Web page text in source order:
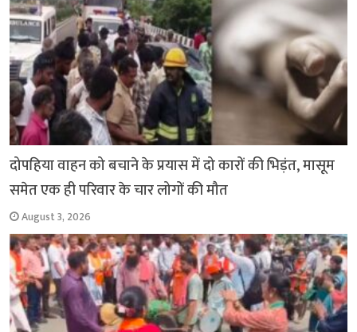
दोपहिया वाहन को बचाने के प्रयास में दो कारों की भिड़ंत, मासूम
समेत एक ही परिवार के चार लोगों की मौत
August 3, 2026